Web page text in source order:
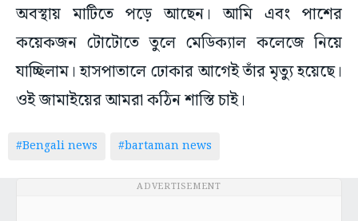
অবস্থায় মাটিতে পড়ে আছেন। আমি এবং পাশের
কয়েকজন টোটোতে তুলে মেডিক্যাল কলেজে নিয়ে
যাচ্ছিলাম। হাসপাতালে ঢোকার আগেই তাঁর মৃত্যু হয়েছে।
ওই জামাইয়ের আমরা কঠিন শাস্তি চাই।
#Bengali news #bartaman news
ADVERTISEMENT